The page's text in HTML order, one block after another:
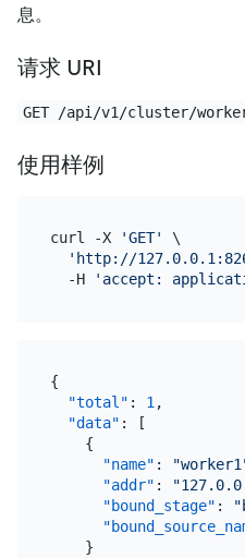
息。
请求 URI
GET /api/v1/cluster/
使用样例
curl -X 'GET'
\
'http://
  -H
'accept:
{
"total" : 1,
"data" :
[
{
"name" :
"addr" :
"bound_stage" :
}